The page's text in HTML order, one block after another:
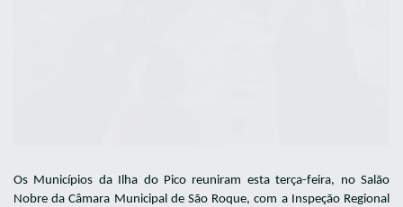
Os Municípios da Ilha do Pico reuniram esta terça-feira, no Salão
Nobre da Câmara Municipal de São Roque, com a Inspeção Regional